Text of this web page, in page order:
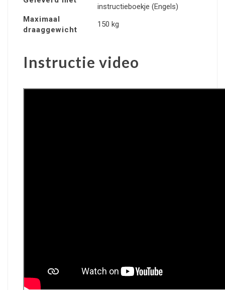
instructieboekje (Engels)
Maximaal
draaggewicht
150 kg
Instructie video